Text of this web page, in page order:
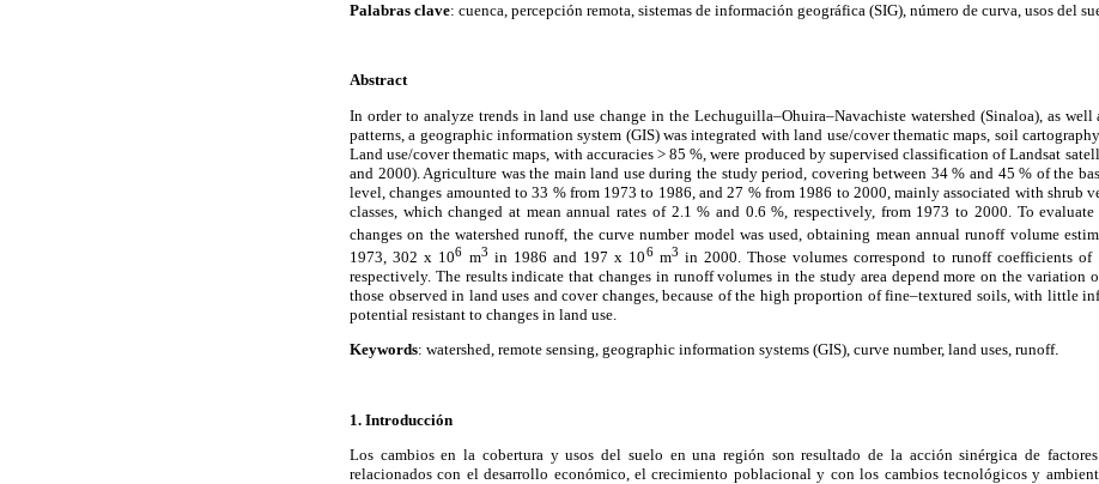
Palabras clave: cuenca, percepción remota, sistemas de información geográfica (SIG), número de curva, usos del
Abstract
In order to analyze trends in land use change in the Lechuguilla–Ohuira–Navachiste watershed (Sinaloa), as
patterns, a geographic information system (GIS) was integrated with land use/cover thematic maps, soil
Land use/cover thematic maps, with accuracies > 85 %, were produced by supervised classification of Landsat
and 2000). Agriculture was the main land use during the study period, covering between 34 % and 45 % of the
level, changes amounted to 33 % from 1973 to 1986, and 27 % from 1986 to 2000, mainly associated with shrub
classes, which changed at mean annual rates of 2.1 % and 0.6 %, respectively, from 1973 to 2000. To
changes on the watershed runoff, the curve number model was used, obtaining mean annual runoff volume
1973, 302 x 106 m3 in 1986 and 197 x 106m3 in 2000. Those volumes correspond to runoff coefficients
respectively. The results indicate that changes in runoff volumes in the study area depend more on the variation
those observed in land uses and cover changes, because of the high proportion of fine–textured soils, with little
potential resistant to changes in land use.
Keywords: watershed, remote sensing, geographic information systems (GIS), curve number, land uses, runoff.
1. Introducción
Los cambios en la cobertura y usos del suelo en una región son resultado de la acción sinérgica de
relacionados con el desarrollo económico, el crecimiento poblacional y con los cambios tecnológicos y